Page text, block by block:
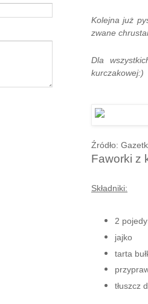
Kolejna już
zwane
Dla
kurczakowej:)
Źródło:
Faworki z
Składniki:
2
jajko
tarta
tłuszcz